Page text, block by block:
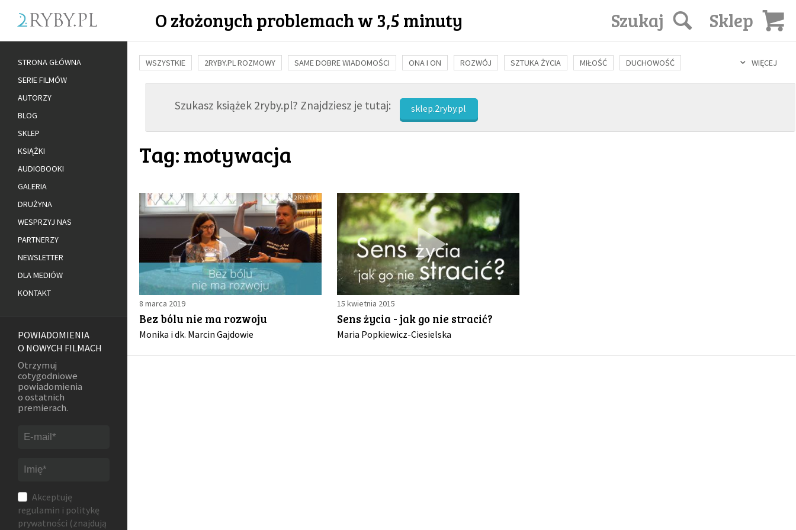
O złożonych problemach w 3,5 minuty Sklep
Szukaj
WIĘCEJ
WSZYSTKIE 2RYBY.PL ROZMOWY SAME DOBRE WIADOMOŚCI ONA I ON ROZWÓJ SZTUKA ŻYCIA MIŁOŚĆ DUCHOWOŚĆ
BUDOWANIE WIĘZI RODZINA NAUKA BIBLIA KOBIETA MĘŻCZYZNA RELIGIE FILOZOFIA KULTURA ŚWIĘCI SEKS IN VITRO
ADOPCJASzukasz książek 2ryby.pl? Znajdziesz je tutaj: sklep.2ryby.pl
Tag: motywacja
8 marca 2019
Bez bólu nie ma rozwoju
Monika i dk. Marcin Gajdowie
15 kwietnia 2015
Sens życia - jak go nie stracić?
Maria Popkiewicz-Ciesielska
STRONA GŁÓWNA
SERIE FILMÓW
AUTORZY
BLOG
SKLEP
KSIĄŻKI
AUDIOBOOKI
GALERIA
DRUŻYNA
WESPRZYJ NAS
PARTNERZY
NEWSLETTER
DLA MEDIÓW
KONTAKT
POWIADOMIENIA
O NOWYCH FILMACH
Otrzymuj
cotygodniowe
powiadomienia
o ostatnich
premierach.
Akceptuję
regulamin i politykę
prywatności (znajdują